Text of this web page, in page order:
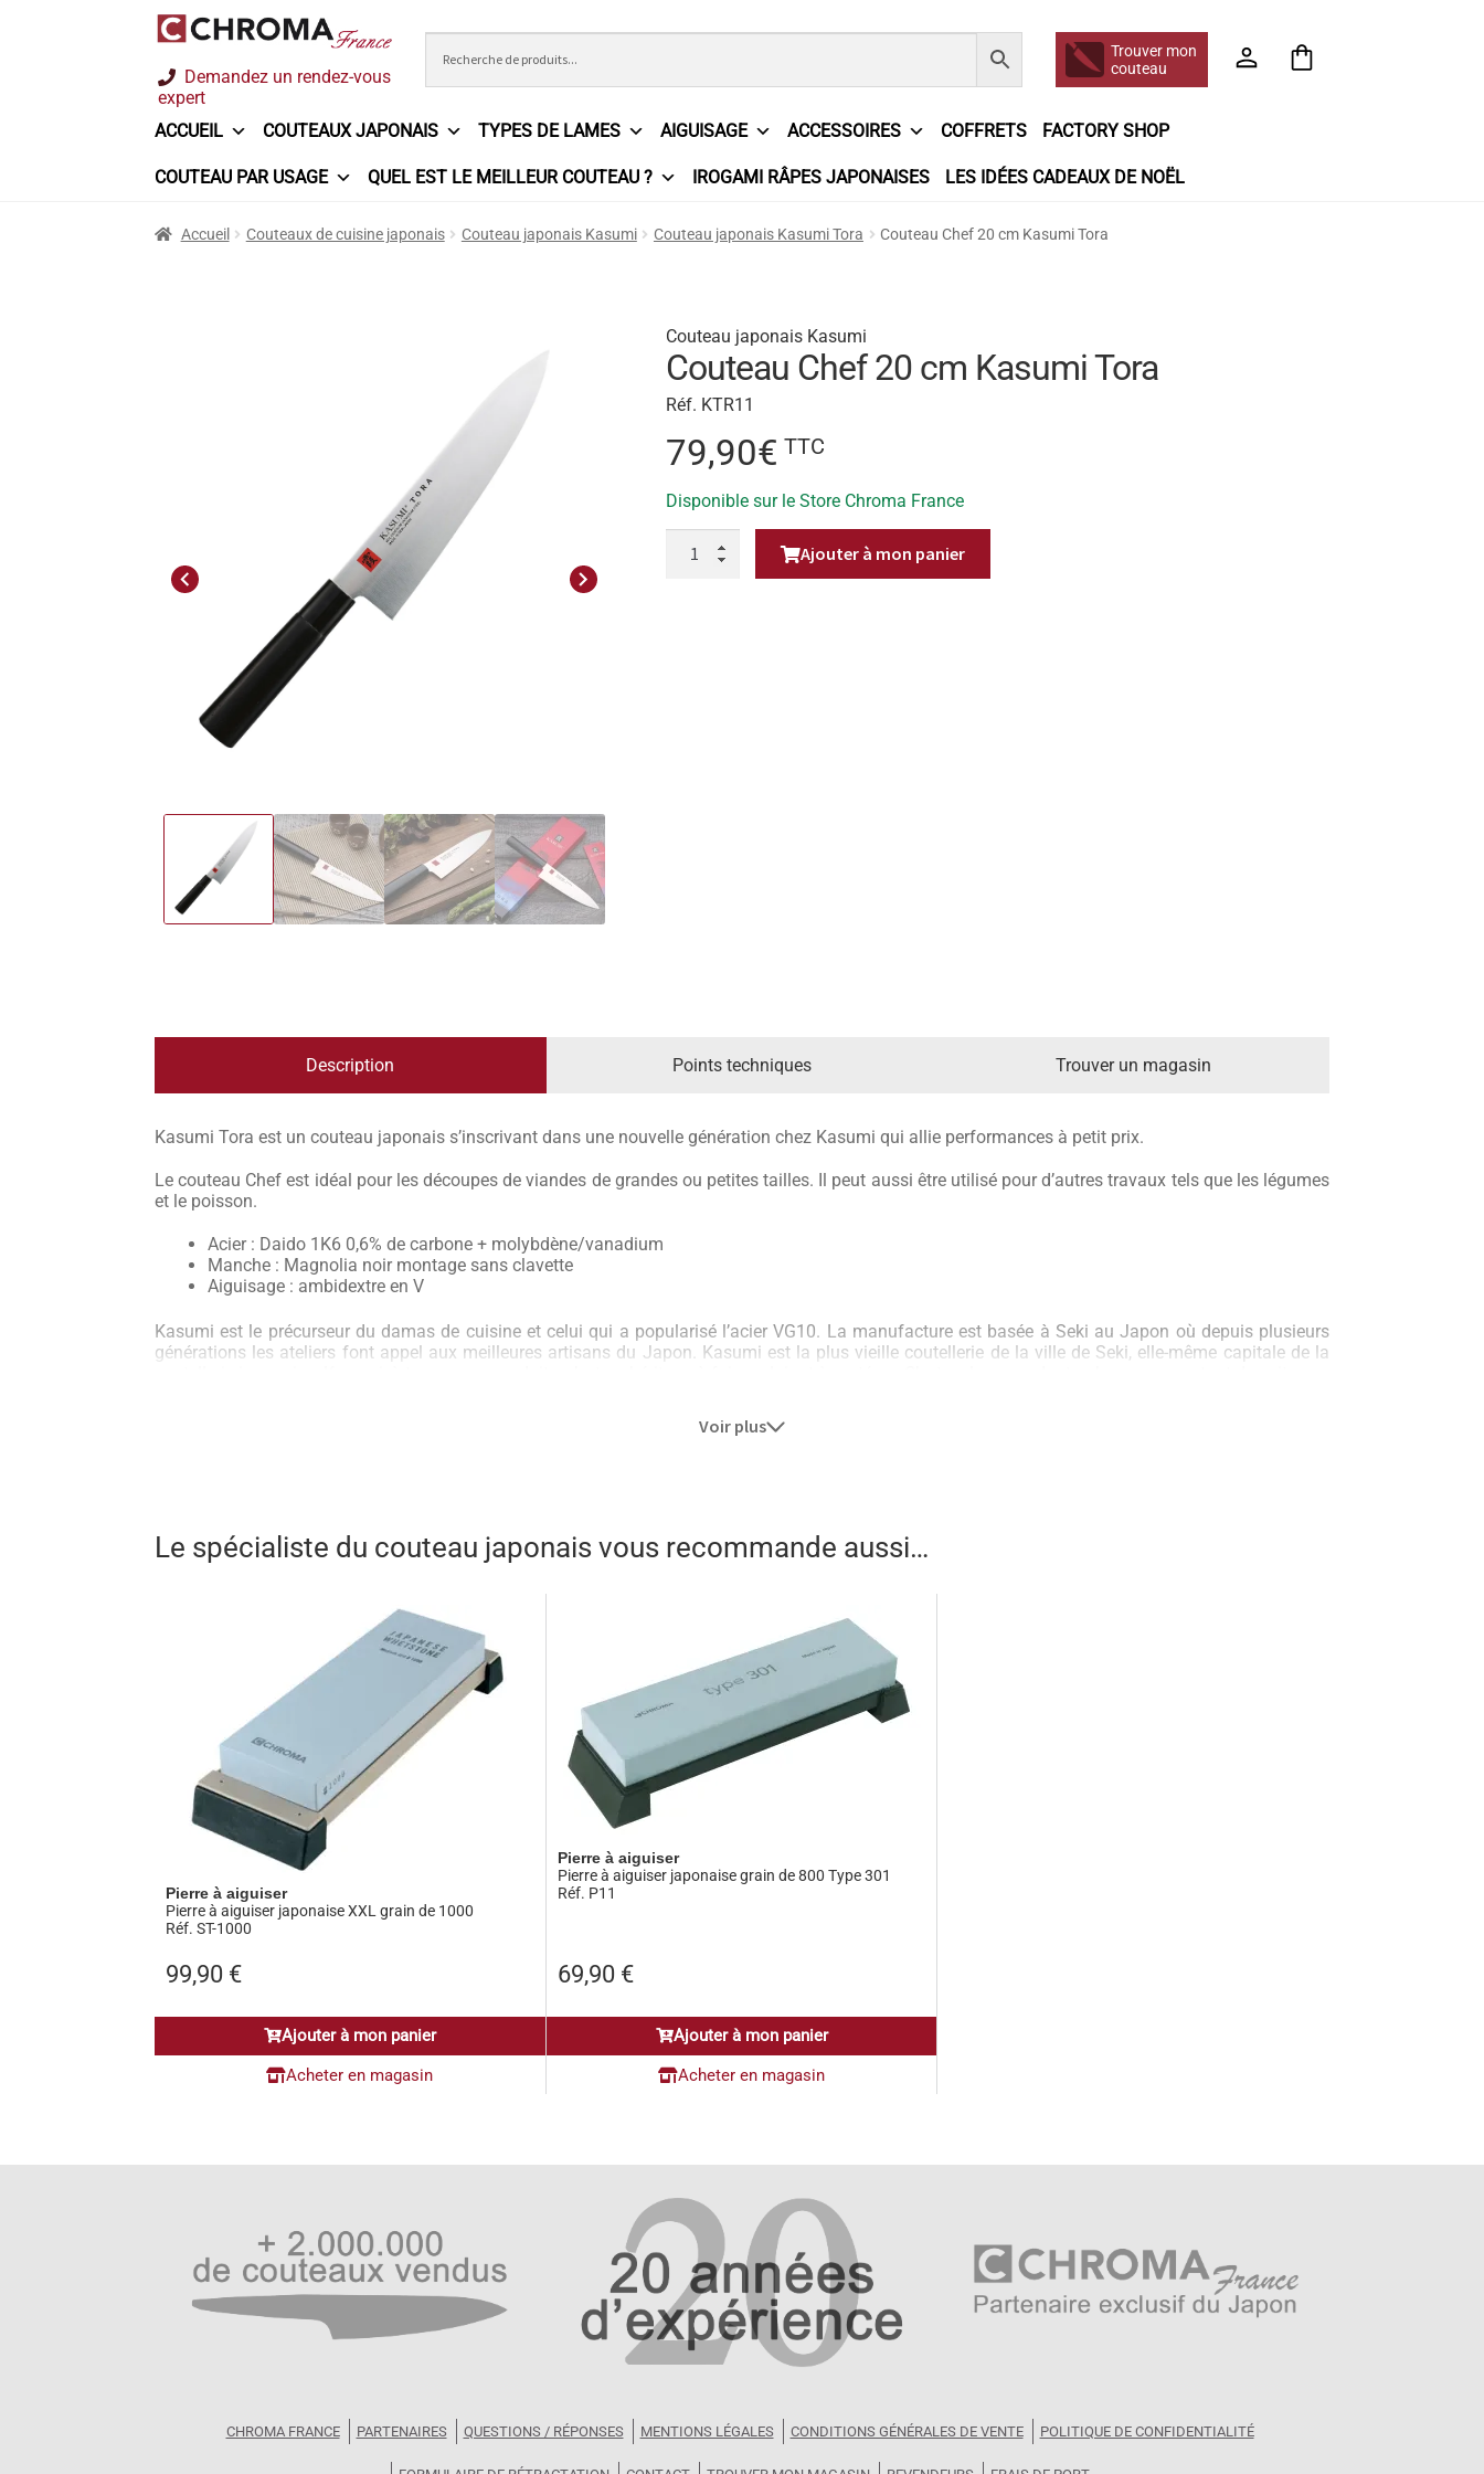
Aller
à
la
navigation
Aller
au
contenu
Demandez un rendez-vous
expert
Trouver mon
couteau
ACCUEIL COUTEAUX JAPONAIS TYPES DE LAMES AIGUISAGE ACCESSOIRES COFFRETS FACTORY SHOP
COUTEAU PAR USAGE QUEL EST LE MEILLEUR COUTEAU ? IROGAMI RÂPES JAPONAISES LES IDÉES CADEAUX DE NOËL
AccueilChroma France Commande Conditions Générales de Vente Contact Demande de devis Expédition le jour même Frais de port
Revue de presse Téléchargements
Accueil Couteaux de cuisine japonais Couteau japonais Kasumi Couteau japonais Kasumi Tora Couteau Chef 20 cm Kasumi Tora
Previous Next
Couteau japonais Kasumi
Couteau Chef 20 cm Kasumi Tora
Réf. KTR11
79,90€ TTC
Disponible sur le Store Chroma France
Ajouter à mon panier
Description Points techniques Trouver un magasin
Kasumi Tora est un couteau japonais s’inscrivant dans une nouvelle génération chez Kasumi qui allie performances à petit prix.
Le couteau Chef est idéal pour les découpes de viandes de grandes ou petites tailles. Il peut aussi être utilisé pour d’autres travaux tels que les légumes
et le poisson.
Acier : Daido 1K6 0,6% de carbone + molybdène/vanadium
Manche : Magnolia noir montage sans clavette
Aiguisage : ambidextre en V
Kasumi est le précurseur du damas de cuisine et celui qui a popularisé l’acier VG10. La manufacture est basée à Seki au Japon où depuis plusieurs
générations les ateliers font appel aux meilleures artisans du Japon. Kasumi est la plus vieille coutellerie de la ville de Seki, elle-même capitale de la
un couteau de cuisine.
Voir plus
Le spécialiste du couteau japonais vous recommande aussi…
Pierre à aiguiser
Pierre à aiguiser japonaise XXL grain de 1000
Réf. ST-1000
99,90 €
Ajouter à mon panier
Acheter en magasin
Pierre à aiguiser
Pierre à aiguiser japonaise grain de 800 Type 301
Réf. P11
69,90 €
Ajouter à mon panier
Acheter en magasin
CHROMA FRANCE PARTENAIRES QUESTIONS / RÉPONSES MENTIONS LÉGALES CONDITIONS GÉNÉRALES DE VENTE POLITIQUE DE CONFIDENTIALITÉ